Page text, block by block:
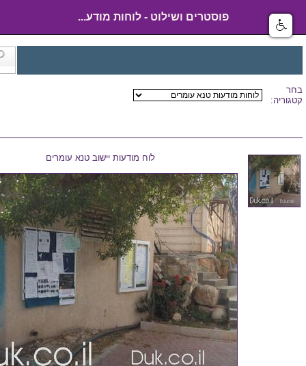
פוסטרים ושילוט - לוחות מודע...
בחר
קטגוריה:
לוח מודעות יישוב טנא עומרים